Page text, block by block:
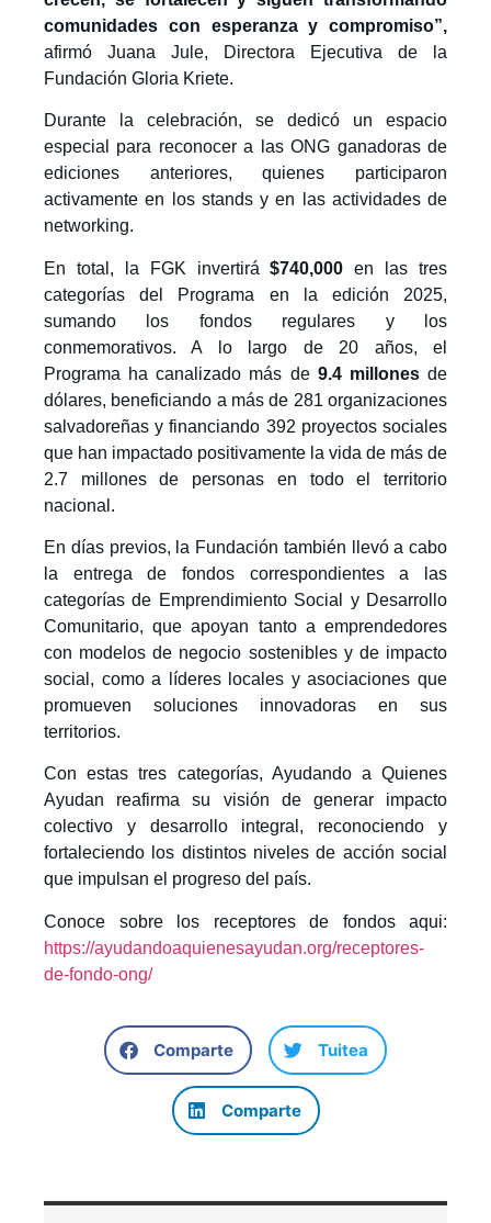
comunidades con esperanza y compromiso”,
afirmó Juana Jule, Directora Ejecutiva de la
Fundación Gloria Kriete.
Durante la celebración, se dedicó un espacio
especial para reconocer a las ONG ganadoras de
ediciones anteriores, quienes participaron
activamente en los stands y en las actividades de
networking.
En total, la FGK invertirá$740,000 en las tres
categorías del Programa en la edición 2025,
sumando los fondos regulares y los
conmemorativos. A lo largo de 20 años, el
Programa ha canalizado más de 9.4 millonesde
dólares, beneficiando a más de 281 organizaciones
salvadoreñas y financiando 392 proyectos sociales
que han impactado positivamente la vida de más de
2.7 millones de personas en todo el territorio
nacional.
En días previos, la Fundación también llevó a cabo
la entrega de fondos correspondientes a las
categorías de Emprendimiento Social y Desarrollo
Comunitario, que apoyan tanto a emprendedores
con modelos de negocio sostenibles y de impacto
social, como a líderes locales y asociaciones que
promueven soluciones innovadoras en sus
territorios.
Con estas tres categorías, Ayudando a Quienes
Ayudan reafirma su visión de generar impacto
colectivo y desarrollo integral, reconociendo y
fortaleciendo los distintos niveles de acción social
que impulsan el progreso del país.
Conoce sobre los receptores de fondos aqui:
https://ayudandoaquienesayudan.org/receptores-
de-fondo-ong/
Comparte Tuitea
Comparte